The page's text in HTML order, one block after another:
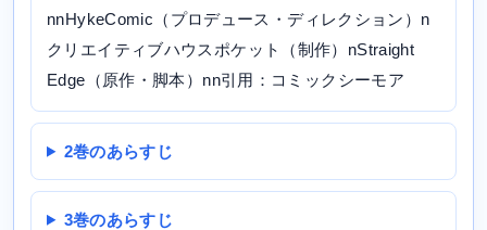
nnHykeComic（プロデュース・ディレクション）n
クリエイティブハウスポケット（制作）nStraight
Edge（原作・脚本）nn引用：コミックシーモア
2巻のあらすじ
3巻のあらすじ